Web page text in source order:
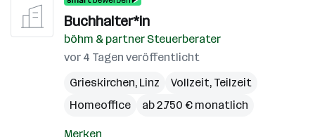
Buchhalter*in
böhm & partner Steuerberater
vor 4 Tagen veröffentlicht
Grieskirchen, Linz
Vollzeit, Teilzeit
Homeoffice
ab 2.750 € monatlich
Merken